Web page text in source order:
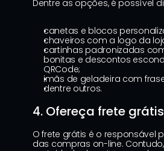
Dentre as opções, é possível
canetas e blocos
chaveiros com a logo da
cartinhas padronizadas
bonitas e descontos
QRCode;
imãs de geladeira com
dentre outros.
4. Ofereça frete grátis
O frete grátis é o responsável
das compras on-line.